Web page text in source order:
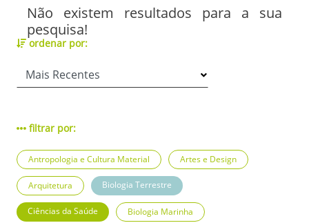
Não existem resultados para a sua
pesquisa!
ordenar por:
filtrar por:
Antropologia e Cultura Material Artes e Design
Arquitetura Biologia Terrestre
Ciências da Saúde Biologia Marinha